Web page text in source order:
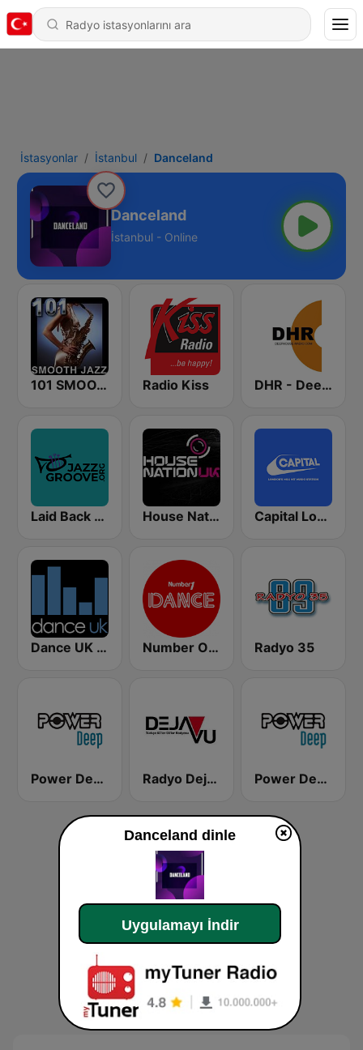
İstasyonlar İstanbul Danceland
Danceland
İstanbul - Online
101 SMOOTH JAZZ Radio Kiss DHR - Deep House Radio
Laid Back Jazz House Nation UK Capital London
Dance UK Radio Number One Dance FM Radyo 35
Power Deep Radyo Dejavu Power Deep
Danceland dinle
Uygulamayı İndir